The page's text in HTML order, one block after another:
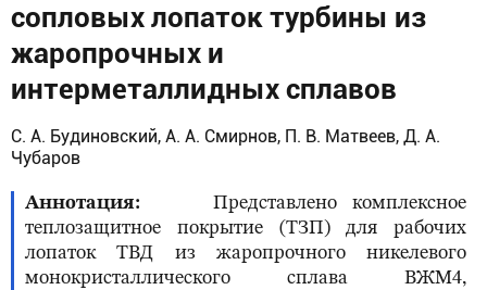
сопловых лопаток турбины из
жаропрочных и
интерметаллидных сплавов
С. А. Будиновский, А. А. Смирнов, П. В. Матвеев, Д. А.
Чубаров
Аннотация
Представлено комплексное
теплозащитное покрытие (ТЗП) для рабочих
лопаток ТВД из жаропрочного никелевого
монокристаллического сплава ВЖМ4,